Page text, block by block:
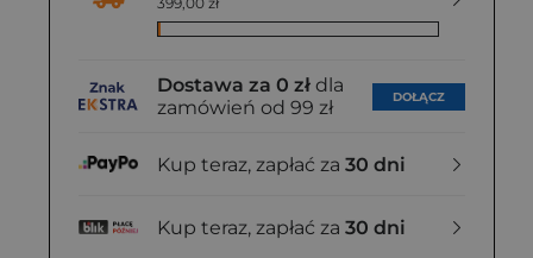
Dostawa za 0 zł dla
zamówień od 99 zł
DOŁĄCZ
Kup teraz, zapłać za 30 dni
Kup teraz, zapłać za 30 dni